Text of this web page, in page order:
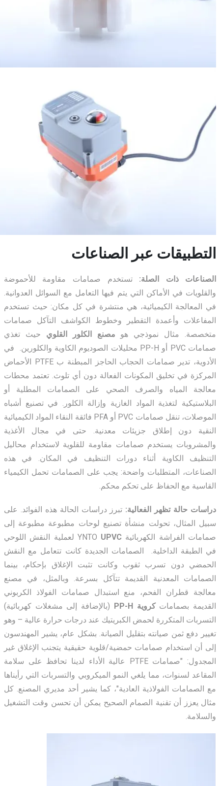
التطبيقات عبر الصناعات
الصناعات ذات الصلة: تستخدم صمامات مقاومة للأحموضة
والقلويات في الأماكن التي يتم فيها التعامل مع السوائل العدوانية.
في المعالجة الكيميائية، هي منتشرة في كل مكان: حيث تستخدم
المفاعلات وأعمدة التقطير وخطوط الكواشف التآكل صمامات
متخصصة. مثال نموذجي هو مصنع الكلور القلوي
حيث تغذي
صمامات PVC أو PP-H محليلات الصوديوم الكاوية والكلورين. في
الأدوية، تدير صمامات الحجاب الحاجز المبطنة ب PTFE الأحماض
المركزة في تخليق المكونات الفعالة دون أي تلوث. تعتمد محطات
معالجة المياه والصرف الصحي على الصمامات المطلية أو
البلاستيكية لتغذية المواد الغازية وإزالة الكلور. في تصنيع أشباه
الموصلات، تنقل صمامات PVC أو PFA فائقة النقاء المواد الكيميائية
النقية دون إطلاق جزيئات معدنية. حتى في مجال الأغذية
والمشروبات يستخدم صمامات مقاومة للقلوية لاستخدام محاليل
التنظيف الكاوية أثناء دورات التنظيف في المكان. في هذه
الصناعات، المتطلبات واضحة: يجب على الصمامات تحمل الكيمياء
القاسية مع الحفاظ على تحكم محكم.
دراسات حالة تظهر الفعالية: تبرز دراسات الحالة هذه الفوائد. على
سبيل المثال، تحولت منشأة تصنيع لوحات مطبوعة مطبوعة إلى
صمامات الفراشة الكهربائية YNTO UPVC
لعملية النقش اللوحي
في الطبقة الداخلية. الصمامات الجديدة كانت تتعامل مع النقش
الحمضي دون تسرب ثقوب وكانت تثبت الإغلاق بإحكام، بينما
الصمامات المعدنية القديمة تتآكل بسرعة. وبالمثل، في مصنع
معالجة قطران الفحم، منع استبدال صمامات الفولاذ الكربوني
القديمة بصمامات كروية PP-H (بالإضافة إلى مشغلات كهربائية)
التسربات المتكررة لحمض الكبريتيك عند درجات حرارة عالية – وهو
تغيير دفع ثمن صيانته بتقليل الصيانة. بشكل عام، يشير المهندسون
إلى أن استخدام صمامات حمضية/قلوية حقيقية يتجنب الإغلاق غير
المجدول: "صمامات PTFE عالية الأداء لدينا تحافظ على سلامة
المقاعد لسنوات، مما يلغي النمو الميكروبي والتسربات التي رأيناها
مع الصمامات الفولاذية العادية"، كما يشير أحد مديري المصنع. كل
مثال يعزز أن تقنية الصمام الصحيح يمكن أن تحسن وقت التشغيل
والسلامة.